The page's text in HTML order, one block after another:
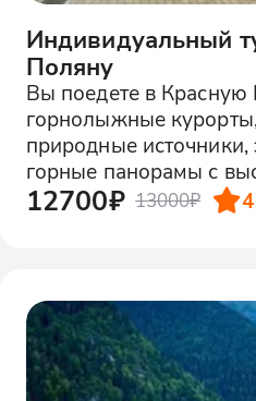
Индивидуальный
Поляну
Вы поедете в Красную
горнолыжные
природные источники,
горные панорамы с
12700₽ 13000₽